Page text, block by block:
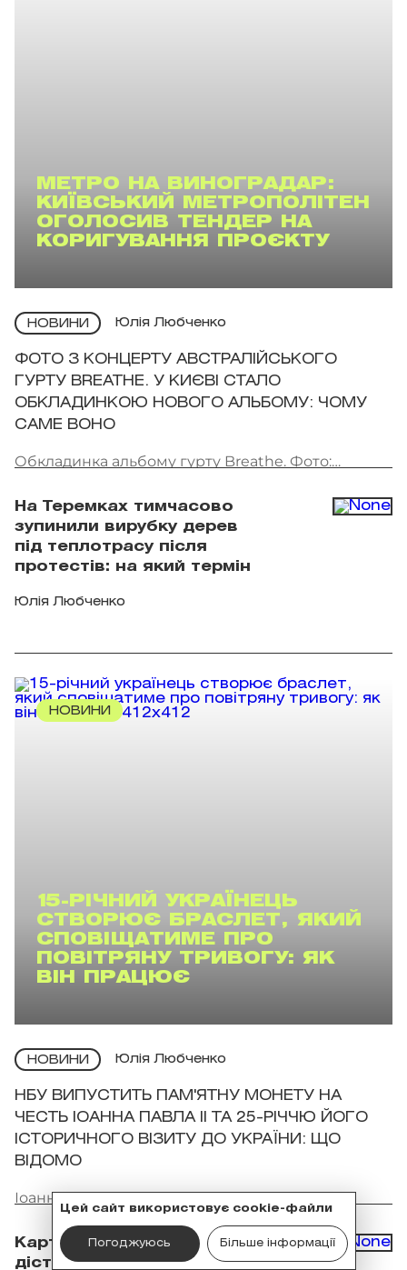
МЕТРО НА ВИНОГРАДАР:
КИЇВСЬКИЙ МЕТРОПОЛІТЕН
ОГОЛОСИВ ТЕНДЕР НА
КОРИГУВАННЯ ПРОЄКТУ
НОВИНИ Юлія Любченко
ФОТО З КОНЦЕРТУ АВСТРАЛІЙСЬКОГО
ГУРТУ BREATHE. У КИЄВІ СТАЛО
ОБКЛАДИНКОЮ НОВОГО АЛЬБОМУ: ЧОМУ
САМЕ ВОНО
Обкладинка альбому гурту Breathe. Фото:
На Теремках тимчасово
зупинили вирубку дерев
під теплотрасу після
протестів: на який термін
Юлія Любченко
НОВИНИ
15-РІЧНИЙ УКРАЇНЕЦЬ
СТВОРЮЄ БРАСЛЕТ, ЯКИЙ
СПОВІЩАТИМЕ ПРО
ПОВІТРЯНУ ТРИВОГУ: ЯК
ВІН ПРАЦЮЄ
НОВИНИ Юлія Любченко
НБУ ВИПУСТИТЬ ПАМ'ЯТНУ МОНЕТУ НА
ЧЕСТЬ ІОАННА ПАВЛА II ТА 25-РІЧЧЮ ЙОГО
ІСТОРИЧНОГО ВІЗИТУ ДО УКРАЇНИ: ЩО
ВІДОМО
Іоанн Павло II: Фото: synod.ugcc.ua
Картина Івана Марчука
дісталася Антарктиди:
Цей сайт використовує cookie-файли
Погоджуюсь Більше інформації